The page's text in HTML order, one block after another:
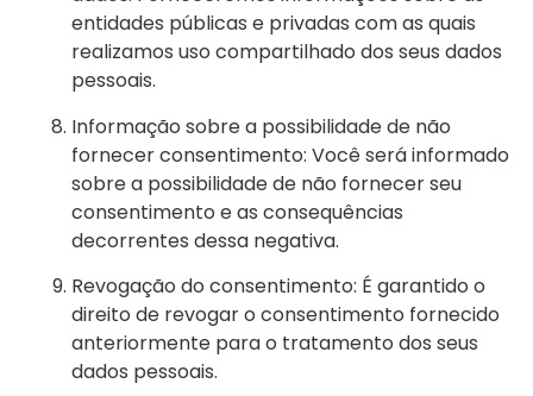
entidades públicas e privadas com as quais
realizamos uso compartilhado dos seus dados
pessoais.
Informação sobre a possibilidade de não
fornecer consentimento: Você será informado
sobre a possibilidade de não fornecer seu
consentimento e as consequências
decorrentes dessa negativa.
Revogação do consentimento: É garantido o
direito de revogar o consentimento fornecido
anteriormente para o tratamento dos seus
dados pessoais.